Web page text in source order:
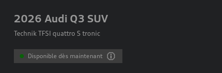
2026 Audi Q3 SUV
Technik TFSI quattro S tronic
Disponible dès maintenant